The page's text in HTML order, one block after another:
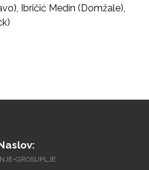
Ibričić Medin (Domžale),
GROSUPLJE